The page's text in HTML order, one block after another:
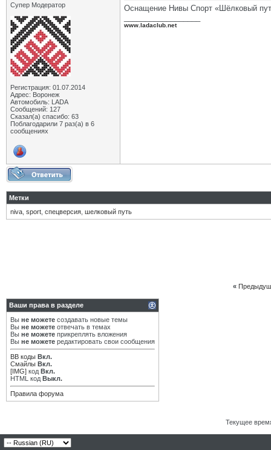
Супер Модератор
Регистрация: 01.07.2014
Адрес: Воронеж
Автомобиль: LADA
Сообщений: 127
Сказал(а) спасибо: 63
Поблагодарили 7 раз(а) в 6
сообщениях
Оснащение Нивы Спорт «Шёлковый
www.ladaclub.net
Метки
niva sport спецверсия шелковый путь
«
Ваши права в разделе
Вы не можете создавать новые темы
Вы не можете отвечать в темах
Вы не можете прикреплять вложения
Вы не можете редактировать свои сообщения
BB коды Вкл.
Смайлы Вкл.
[IMG] код Вкл.
HTML код Выкл.
Правила форума
Текущее